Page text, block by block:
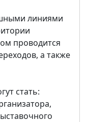
линиями
проводится
а также
стать: